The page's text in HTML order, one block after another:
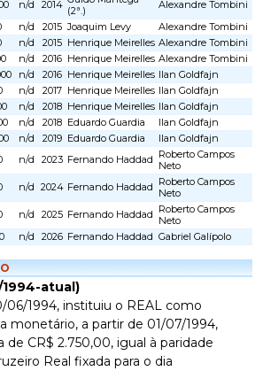
n/d 2014 (2ª.)
Alexandre Tombini
n/d 2015 Joaquim Levy
Alexandre Tombini
n/d 2015 Henrique Meirelles Alexandre Tombini
n/d 2016 Henrique Meirelles Alexandre Tombini
n/d 2016 Henrique Meirelles Ilan Goldfajn
n/d 2017 Henrique Meirelles Ilan Goldfajn
n/d 2018 Henrique Meirelles Ilan Goldfajn
n/d 2018 Eduardo Guardia
Ilan Goldfajn
n/d 2019 Eduardo Guardia
Ilan Goldfajn
n/d 2023 Fernando Haddad Roberto Campos
Neto
n/d 2024 Fernando Haddad Roberto Campos
Neto
n/d 2025 Fernando Haddad Roberto Campos
Neto
n/d 2026 Fernando Haddad Gabriel Galípolo
1994-atual)
06/1994, instituiu o REAL como
monetário, a partir de 01/07/1994,
de CR$ 2.750,00, igual à paridade
Real fixada para o dia